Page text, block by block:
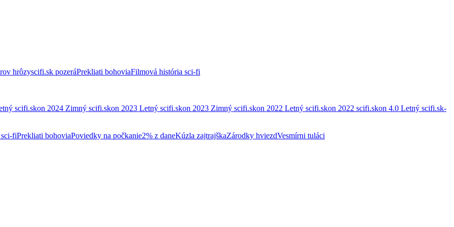
hrôzyscifi.sk pozeráPrekliati bohoviaFilmová história sci-fi
scifi.skon 2024 Zimný scifi.skon 2023 Letný scifi.skon 2023 Zimný scifi.skon 2022 Letný scifi.skon 2022 scifi.skon 4.0 Letný scifi.sk-
fiPrekliati bohoviaPoviedky na počkanie2% z daneKúzla zajtrajškaZárodky hviezdVesmírni tuláci